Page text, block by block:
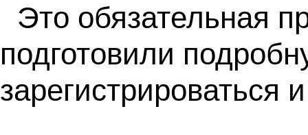
Это обязательная
подготовили
зарегистрироваться